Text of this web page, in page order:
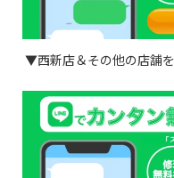
▼西新店＆その他の店舗